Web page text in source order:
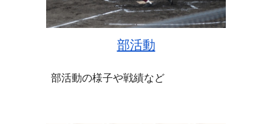
部活動
部活動の様子や戦績など